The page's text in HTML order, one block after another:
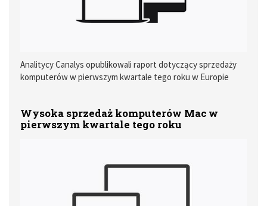
Analitycy Canalys opublikowali raport dotyczący sprzedaży
komputerów w pierwszym kwartale tego roku w Europie
Wysoka sprzedaż komputerów Mac w
pierwszym kwartale tego roku